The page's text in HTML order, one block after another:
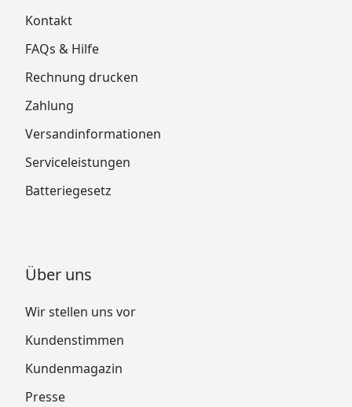
Kontakt
FAQs & Hilfe
Rechnung drucken
Zahlung
Versandinformationen
Serviceleistungen
Batteriegesetz
Über uns
Wir stellen uns vor
Kundenstimmen
Kundenmagazin
Presse